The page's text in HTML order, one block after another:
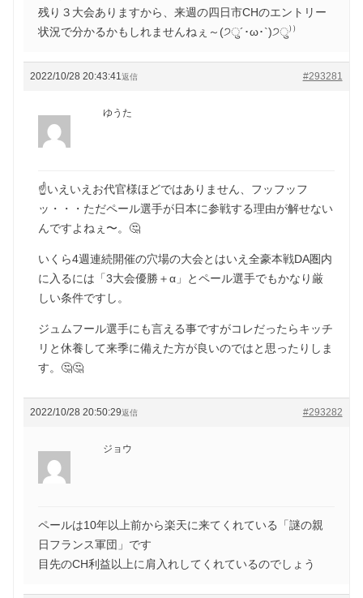
残り３大会ありますから、来週の四日市CHのエントリー
状況で分かるかもしれませんねぇ～(੭ु´･ω･`)੭ु⁾⁾
2022/10/28 20:43:41 #293281
返信
ゆうた
☝️いえいえお代官様ほどではありません、フッフッフ
ッ・・・ただペール選手が日本に参戦する理由が解せない
んですよねぇ〜。🤔
いくら4週連続開催の穴場の大会とはいえ全豪本戦DA圏内
に入るには「3大会優勝＋α」とペール選手でもかなり厳
しい条件ですし。
ジュムフール選手にも言える事ですがコレだったらキッチ
リと休養して来季に備えた方が良いのではと思ったりしま
す。🤔🤔
2022/10/28 20:50:29 #293282
返信
ジョウ
ペールは10年以上前から楽天に来てくれている「謎の親
日フランス軍団」です
目先のCH利益以上に肩入れしてくれているのでしょう